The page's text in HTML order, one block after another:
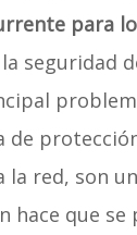
para
seguridad
la red, son
hace que